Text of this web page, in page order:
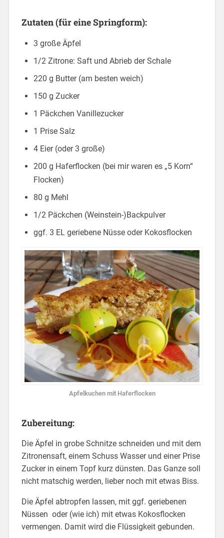
Zutaten(für eine Springform):
3 große Äpfel
1/2 Zitrone: Saft und Abrieb der Schale
220 g Butter (am besten weich)
150 g Zucker
1 Päckchen Vanillezucker
1 Prise Salz
4 Eier (oder 3 große)
200 g Haferflocken (bei mir waren es „5 Korn“
Flocken)
80 g Mehl
1/2 Päckchen (Weinstein-)Backpulver
ggf. 3 EL geriebene Nüsse oder Kokosflocken
Apfelkuchen mit Haferflocken
Zubereitung:
Die Äpfel in grobe Schnitze schneiden und mit dem
Zitronensaft, einem Schuss Wasser und einer Prise
Zucker in einem Topf kurz dünsten. Das Ganze soll
nicht matschig werden, lieber noch mit etwas Biss.
Die Äpfel abtropfen lassen, mit ggf. geriebenen
Nüssen oder (wie ich) mit etwas Kokosflocken
vermengen. Damit wird die Flüssigkeit gebunden.